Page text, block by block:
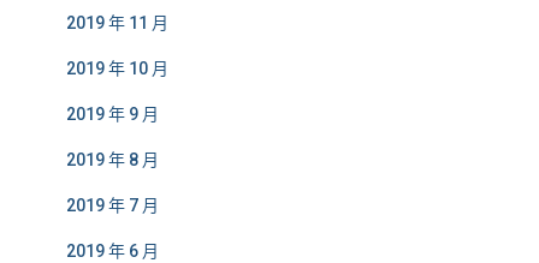
2019 年 11 月
2019 年 10 月
2019 年 9 月
2019 年 8 月
2019 年 7 月
2019 年 6 月